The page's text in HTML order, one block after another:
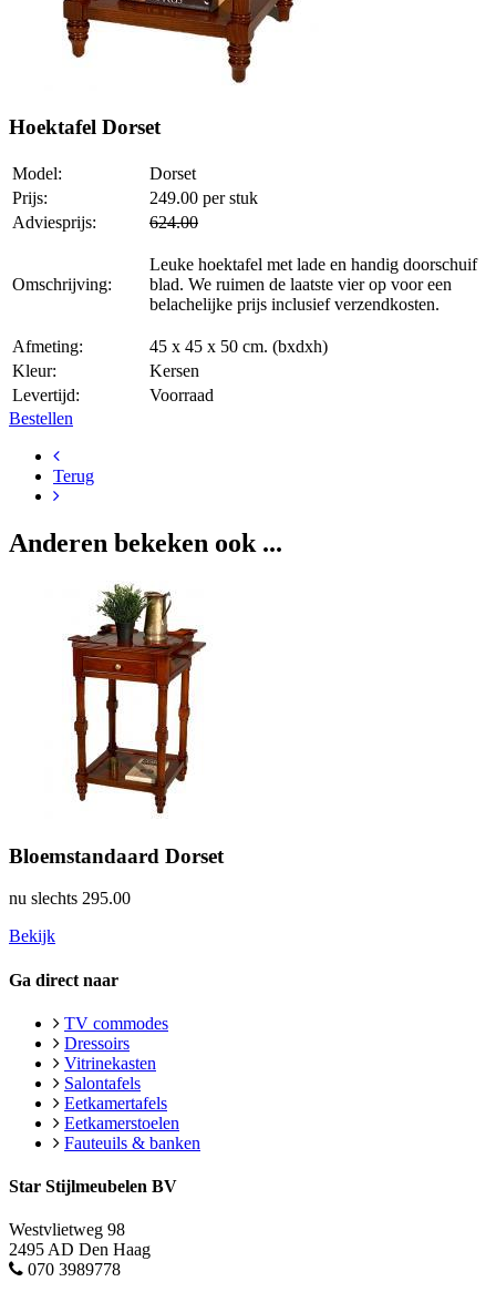
Hoektafel Dorset
Model:
Dorset
Prijs:
249.00 per stuk
Adviesprijs:
624.00
Omschrijving:
Leuke hoektafel met lade en handig doorschuif
blad. We ruimen de laatste vier op voor een
belachelijke prijs inclusief verzendkosten.
Afmeting:
45 x 45 x 50 cm. (bxdxh)
Kleur:
Kersen
Levertijd:
Voorraad
Bestellen
Terug
Anderen bekeken ook ...
Bloemstandaard Dorset
nu slechts 295.00
Bekijk
Ga direct naar
TV commodes
Dressoirs
Vitrinekasten
Salontafels
Eetkamertafels
Eetkamerstoelen
Fauteuils & banken
Star Stijlmeubelen BV
Westvlietweg 98
2495 AD Den Haag
070 3989778